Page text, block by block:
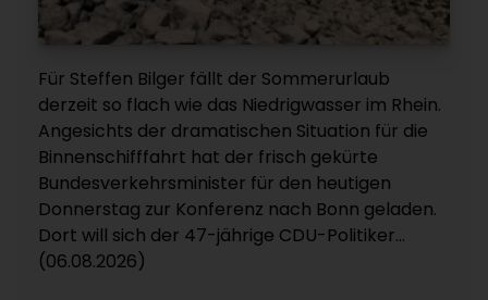
Für Steffen Bilger fällt der Sommerurlaub
derzeit so flach wie das Niedrigwasser im Rhein.
Angesichts der dramatischen Situation für die
Binnenschifffahrt hat der frisch gekürte
Bundesverkehrsminister für den heutigen
Donnerstag zur Konferenz nach Bonn geladen.
Dort will sich der 47-jährige CDU-Politiker...
(06.08.2026)